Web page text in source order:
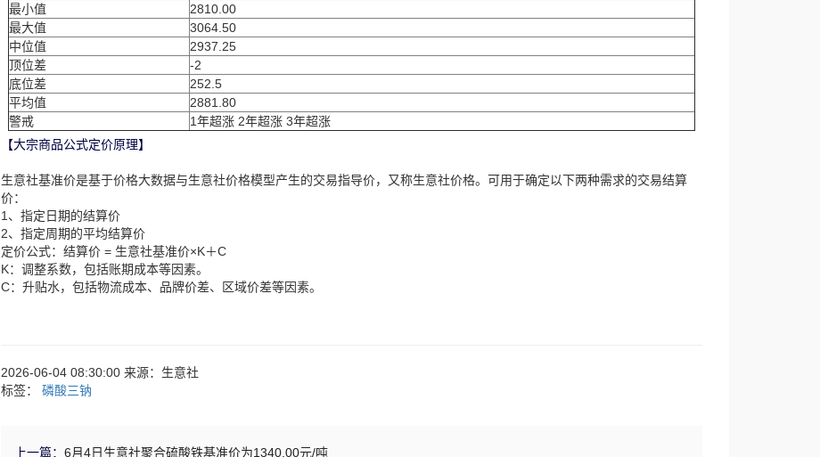
最小值
2810.00
最大值
3064.50
中位值
2937.25
顶位差
-2
底位差
252.5
平均值
2881.80
警戒
1年超涨 2年超涨 3年超涨
【大宗商品公式定价原理】
生意社基准价是基于价格大数据与生意社价格模型产生的交易指导价，又称生意社价格。可用于确定以下两种需求的交易结算
价：
1、指定日期的结算价
2、指定周期的平均结算价
定价公式：结算价 = 生意社基准价×K＋C
K：调整系数，包括账期成本等因素。
C：升贴水，包括物流成本、品牌价差、区域价差等因素。
2026-06-04 08:30:00 来源：生意社
标签： 磷酸三钠
上一篇： 6月4日生意社聚合硫酸铁基准价为1340.00元/吨